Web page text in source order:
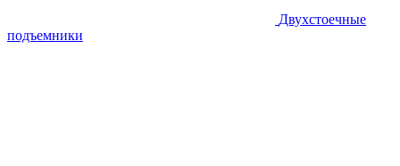
Двухстоечные
подъемники